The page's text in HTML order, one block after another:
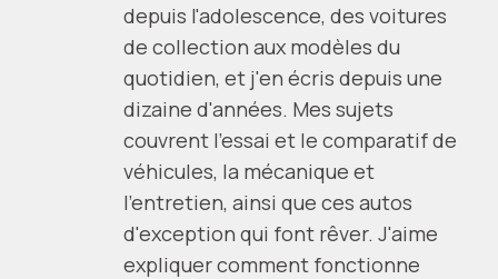
depuis l'adolescence, des voitures
de collection aux modèles du
quotidien, et j'en écris depuis une
dizaine d'années. Mes sujets
couvrent l'essai et le comparatif de
véhicules, la mécanique et
l'entretien, ainsi que ces autos
d'exception qui font rêver. J'aime
expliquer comment fonctionne